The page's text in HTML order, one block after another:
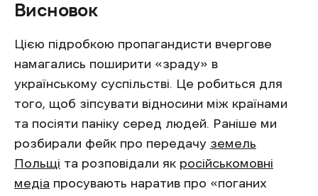
Висновок
Цією підробкою пропагандисти вчергове
намагались поширити «зраду» в
українському суспільстві. Це робиться для
того, щоб зіпсувати відносини між країнами
та посіяти паніку серед людей. Раніше ми
розбирали фейк про передачу земель
Польщі та розповідали як російськомовні
медіа просувають наратив про «поганих